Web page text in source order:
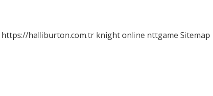
https://halliburton.com.tr knight online nttgame Sitemap